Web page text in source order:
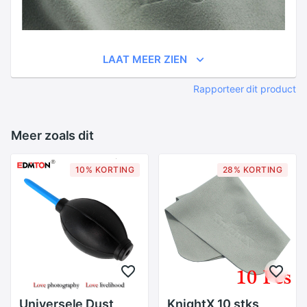
LAAT MEER ZIEN
Rapporteer dit product
Meer zoals dit
10% KORTING
Universele Dust
28% KORTING
KnightX 10 stks